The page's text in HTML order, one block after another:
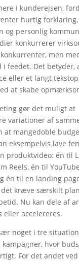
i kunderejsen,
hurtig
og personlig
konkurrerer
men
feedet. Det betyder,
eller et langt
at skabe
gør det muligt at
variationer af
at mangedoble
eksempelvis lave
produktvideo: én til
Reels, én til
én til en landing
det kræve særskilt
Nu kan dele af
eller accelereres.
noget i tre
hvor
For det andet